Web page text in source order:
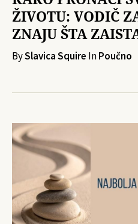
ŽIVOTU: VODIČ
ZNAJU ŠTA
BySlavica Squire InPoučno